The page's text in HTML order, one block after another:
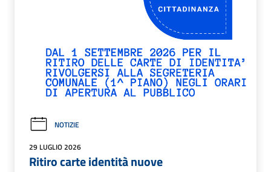
NOTIZIE
29 LUGLIO 2026
Ritiro carte identità nuove